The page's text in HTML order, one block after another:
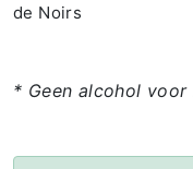
de Noirs
* Geen alcohol voor